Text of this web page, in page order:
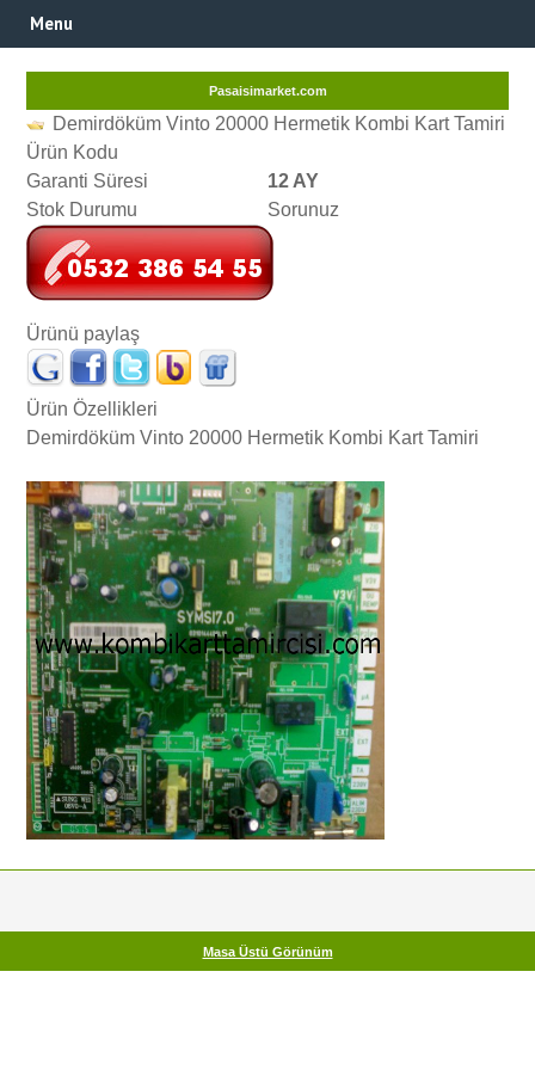
Menu
Pasaisimarket.com
Demirdöküm Vinto 20000 Hermetik Kombi Kart Tamiri
Ürün Kodu
Garanti Süresi
12 AY
Stok Durumu
Sorunuz
Ürünü paylaş
Ürün Özellikleri
Demirdöküm Vinto 20000 Hermetik Kombi Kart Tamiri
Masa Üstü Görünüm